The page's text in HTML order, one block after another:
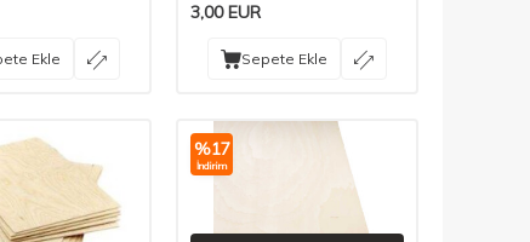
Ekle
3,00EUR
Sepete Ekle
%17
İndirim